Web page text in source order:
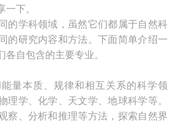
下。
的学科领域，虽然它们都属于自然科
的研究内容和方法。下面简单介绍一
自包含的主要专业。
量本质、规律和相互关系的科学领
理学、化学、天文学、地球科学等。
察、分析和推理等方法，探索自然界